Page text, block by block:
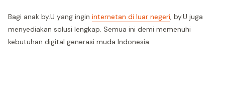
Bagi anak by.U yang ingin internetan di luar negeri, by.U juga
menyediakan solusi lengkap. Semua ini demi memenuhi
kebutuhan digital generasi muda Indonesia.